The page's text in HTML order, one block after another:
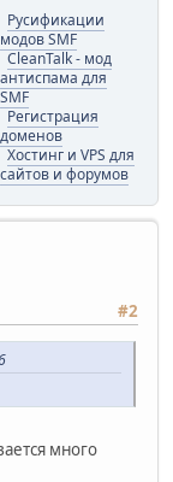
Русификации
модов SMF
CleanTalk - мод
антиспама для
SMF
Регистрация
доменов
Хостинг и VPS для
сайтов и форумов
#2
много